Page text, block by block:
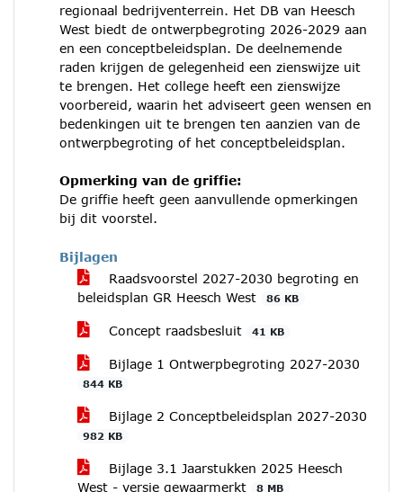
regionaal bedrijventerrein. Het DB van Heesch
West biedt de ontwerpbegroting 2026-2029 aan
en een conceptbeleidsplan. De deelnemende
raden krijgen de gelegenheid een zienswijze uit
te brengen. Het college heeft een zienswijze
voorbereid, waarin het adviseert geen wensen en
bedenkingen uit te brengen ten aanzien van de
ontwerpbegroting of het conceptbeleidsplan.
Opmerking van de griffie:
De griffie heeft geen aanvullende opmerkingen
bij dit voorstel.
Bijlagen
Raadsvoorstel 2027-2030 begroting en
beleidsplan GR Heesch West
86 KB
Concept raadsbesluit 41 KB
Bijlage 1 Ontwerpbegroting 2027-2030
844 KB
Bijlage 2 Conceptbeleidsplan 2027-2030
982 KB
Bijlage 3.1 Jaarstukken 2025 Heesch
West - versie gewaarmerkt
8 MB